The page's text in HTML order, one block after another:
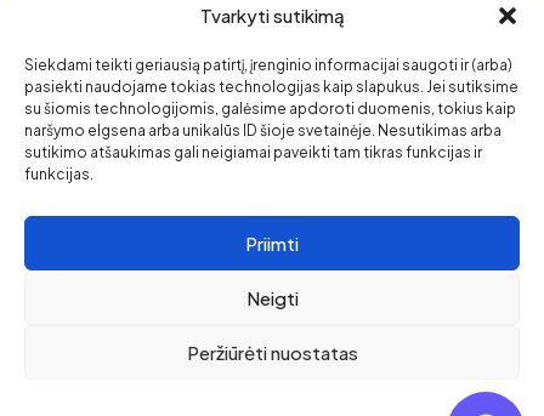
Tvarkyti sutikimą
Siekdami teikti geriausią patirtį, įrenginio informacijai saugoti ir (arba)
pasiekti naudojame tokias technologijas kaip slapukus. Jei sutiksime
su šiomis technologijomis, galėsime apdoroti duomenis, tokius kaip
naršymo elgsena arba unikalūs ID šioje svetainėje. Nesutikimas arba
sutikimo atšaukimas gali neigiamai paveikti tam tikras funkcijas ir
funkcijas.
Priimti
Neigti
Peržiūrėti nuostatas
Struktūra ir kontaktai
Apie mus
Svetainės medis
Pirkimo ir grąžinimo